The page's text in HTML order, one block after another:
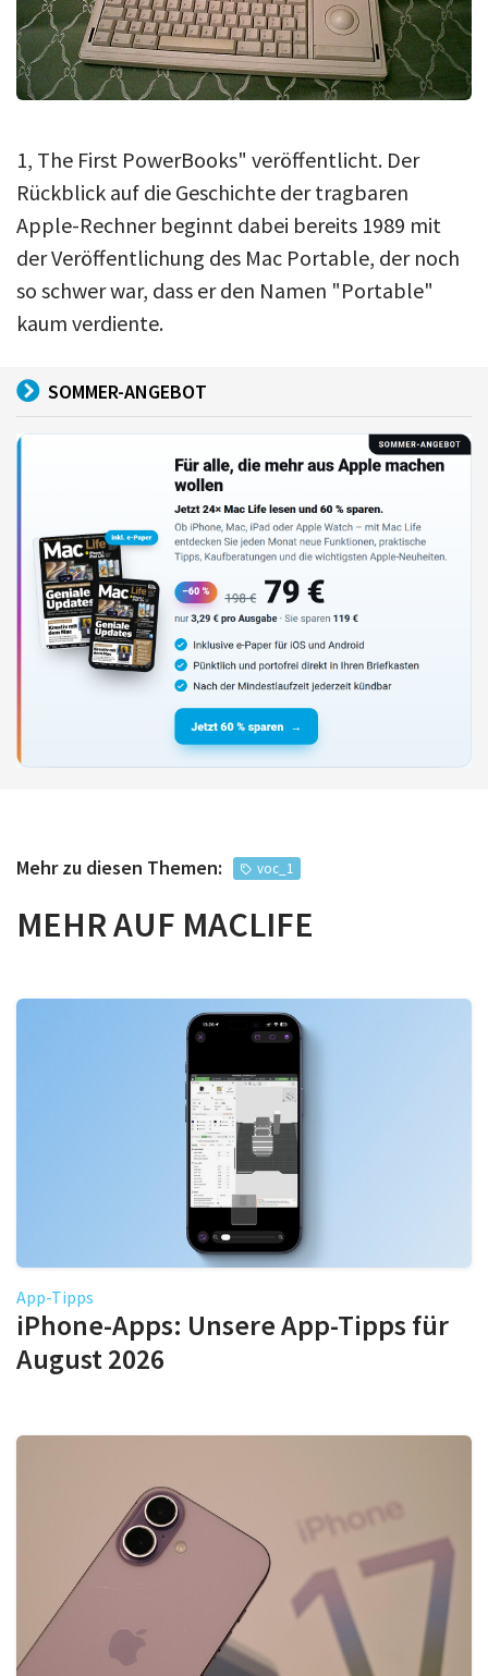
1, The First PowerBooks" veröffentlicht. Der
Rückblick auf die Geschichte der tragbaren
Apple-Rechner beginnt dabei bereits 1989 mit
der Veröffentlichung des Mac Portable, der noch
so schwer war, dass er den Namen "Portable"
kaum verdiente.
SOMMER-ANGEBOT
Mehr zu diesen Themen: voc_1
MEHR AUF MACLIFE
App-Tipps
iPhone-Apps: Unsere App-Tipps für
August 2026